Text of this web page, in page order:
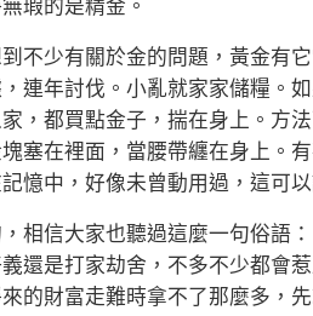
瑕的是精金。
少有關於金的問題，黃金有它
連年討伐。小亂就家家儲糧。
，都買點金子，揣在身上。方
塞在裡面，當腰帶纏在身上。
憶中，好像未曾動用過，這可
信大家也聽過這麼一句俗語：
還是打家劫舍，不多不少都會
的財富走難時拿不了那麼多，